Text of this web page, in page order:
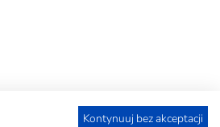
Kontynuuj bez akceptacji